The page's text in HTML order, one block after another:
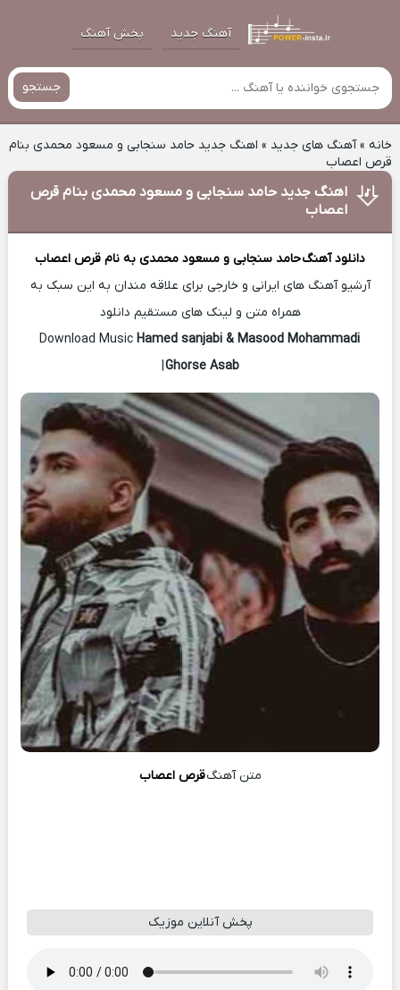
آهنگ جدید پخش آهنگ
جستجو
خانه»آهنگ های جدید » اهنگ جدید حامد سنجابی و مسعود محمدی بنام
قرص اعصاب
اهنگ جدید حامد سنجابی و مسعود محمدی بنام قرص
اعصاب
دانلود آهنگحامد سنجابی و مسعود محمدی به نام قرص اعصاب
آرشیو آهنگ های ایرانی و خارجی برای علاقه مندان به این سبک به
همراه متن و لینک های مستقیم دانلود
Hamed sanjabi & Masood Mohammadi
|Ghorse Asab
متن آهنگقرص اعصاب
پخش آنلاین موزیک